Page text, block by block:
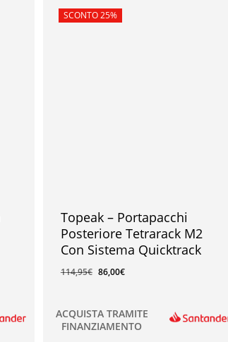
In offerta!
Topeak – Portapacchi
Posteriore Tetrarack M2
Con Sistema Quicktrack
114,95€ 86,00€
86,00€
SCONTO 25%
ACQUISTA TRAMITE
FINANZIAMENTO